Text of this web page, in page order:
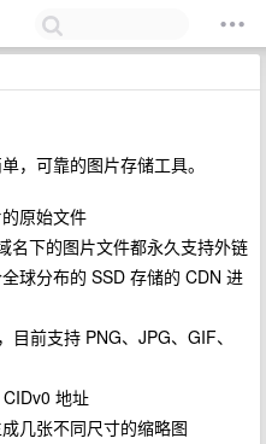
，可靠的图片存储工具。
原始文件
名下的图片文件都永久支持外链
球分布的 SSD 存储的 CDN 进
目前支持 PNG、JPG、GIF、
地址
几张不同尺寸的缩略图